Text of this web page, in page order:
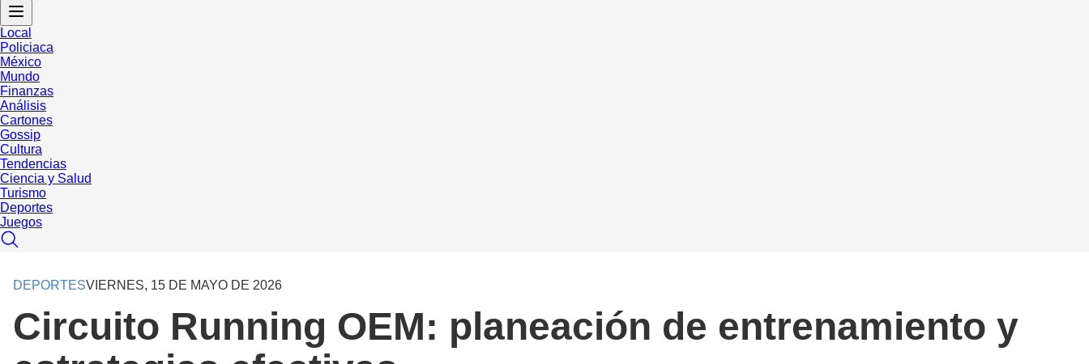
Local
Policiaca
México
Mundo
Finanzas
Análisis
Cartones
Gossip
Cultura
Tendencias
Ciencia y Salud
Turismo
Deportes
Juegos
DEPORTESVIERNES, 15 DE MAYO DE 2026
Circuito Running OEM: planeación de entrenamiento y